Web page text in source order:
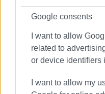
Google consents
I want to allow
related to
or device identifiers
I want to allow my